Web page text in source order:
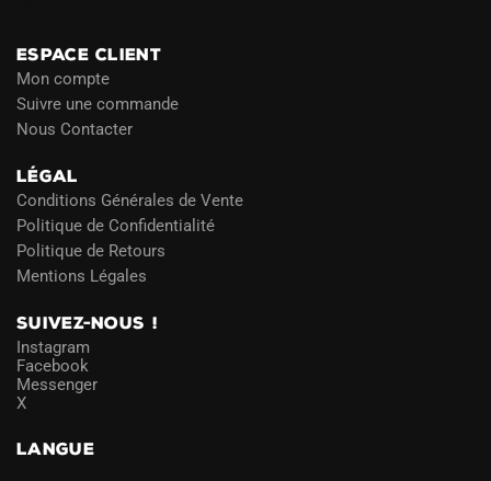
ESPACE CLIENT
Mon compte
Suivre une commande
Nous Contacter
LÉGAL
Conditions Générales de Vente
Politique de Confidentialité
Politique de Retours
Mentions Légales
SUIVEZ-NOUS !
Instagram
Facebook
Messenger
X
LANGUE